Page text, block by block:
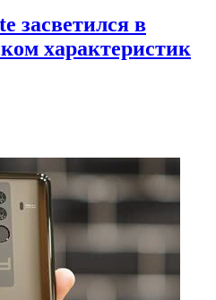
засветился в
характеристик